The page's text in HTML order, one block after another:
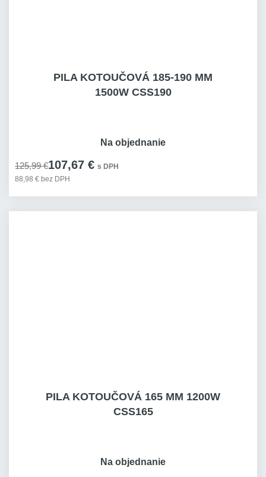
PILA KOTOUČOVÁ 185-190 MM
1500W CSS190
125,99 €107,67 € s DPH
88,98 € bez DPH
Na objednanie
PILA KOTOUČOVÁ 165 MM 1200W
CSS165
Na objednanie